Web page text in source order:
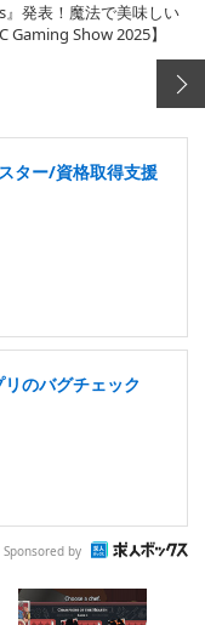
発表！魔法で美味しい
Show 2025】
ター/資格取得支援
のバグチェック
Sponsored by